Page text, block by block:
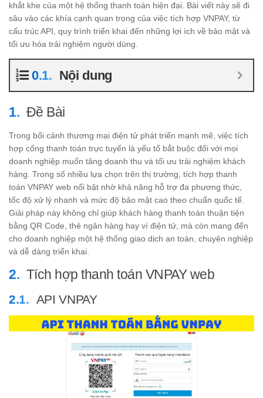
khắt khe của một hệ thống thanh toán hiện đại. Bài viết này sẽ đi
sâu vào các khía cạnh quan trọng của việc tích hợp VNPAY, từ
cấu trúc API, quy trình triển khai đến những lợi ích về bảo mật và
tối ưu hóa trải nghiệm người dùng.
Nội dung
Đề Bài
Trong bối cảnh thương mại điện tử phát triển mạnh mẽ, việc tích
hợp cổng thanh toán trực tuyến là yếu tố bắt buộc đối với mọi
doanh nghiệp muốn tăng doanh thu và tối ưu trải nghiệm khách
hàng. Trong số nhiều lựa chọn trên thị trường, tích hợp thanh
toán VNPAY web nổi bật nhờ khả năng hỗ trợ đa phương thức,
tốc độ xử lý nhanh và mức độ bảo mật cao theo chuẩn quốc tế.
Giải pháp này không chỉ giúp khách hàng thanh toán thuận tiện
bằng QR Code, thẻ ngân hàng hay ví điện tử, mà còn mang đến
cho doanh nghiệp một hệ thống giao dịch an toàn, chuyên nghiệp
và dễ dàng triển khai.
Tích hợp thanh toán VNPAY web
API VNPAY